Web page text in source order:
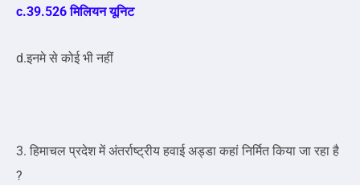
c.39.526 मिलियन यूनिट
d.इनमे से कोई भी नहीं
3. हिमाचल प्रदेश में अंतर्राष्ट्रीय हवाई अड्डा कहां निर्मित किया जा रहा है
?